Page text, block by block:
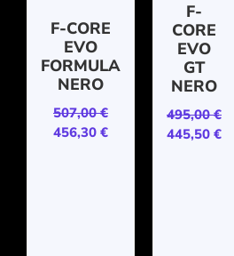
F-CORE
EVO
FORMULA
NERO
507,00€
456,30 €
F-
CORE
EVO
GT
NERO
495,00€
445,50 €